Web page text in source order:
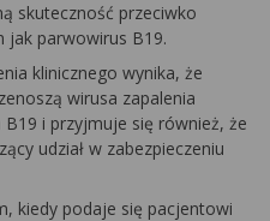
skuteczność przeciwko
parwowirus B19.
klinicznego wynika, że
wirusa zapalenia
i przyjmuje się również, że
udział w zabezpieczeniu
kiedy podaje się pacjentowi